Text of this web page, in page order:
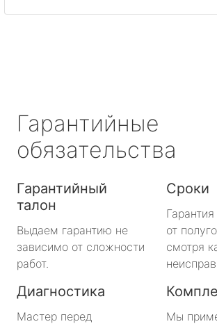
Гарантийные
обязательства
Гарантийный
талон
Выдаем гарантию не
зависимо от сложности
работ.
Сроки
от
смотря
Диагностика
Мастер перед
Мы